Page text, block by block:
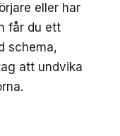
eller har
får du ett
schema,
att undvika